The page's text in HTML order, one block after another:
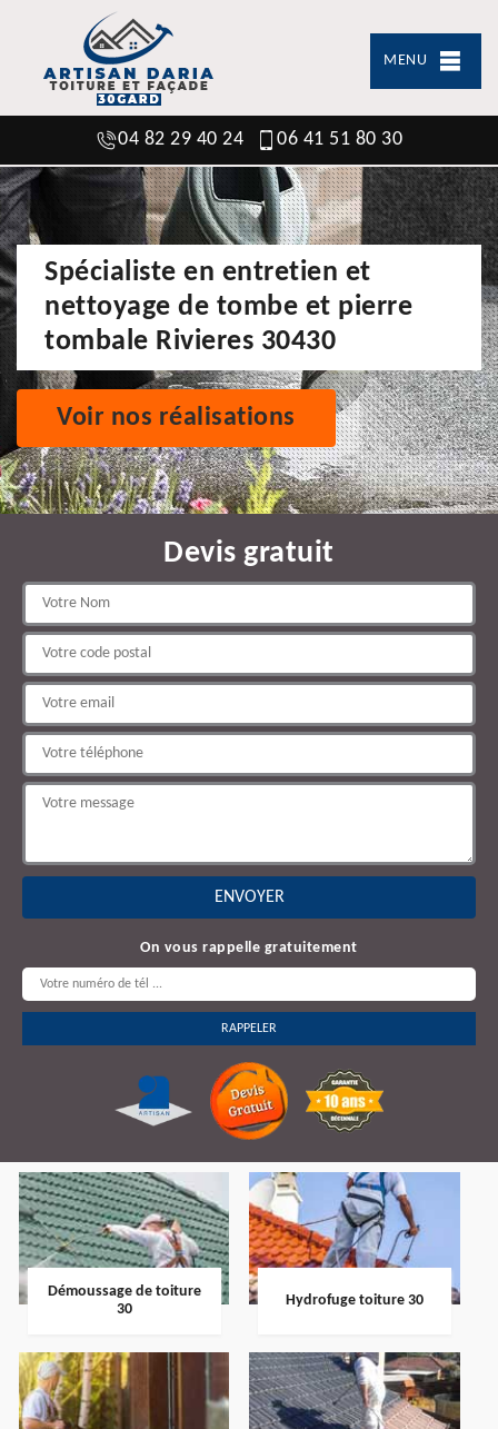
MENU
04 82 29 40 24 06 41 51 80 30
Spécialiste en entretien et
nettoyage de tombe et pierre
tombale Rivieres 30430
Voir nos réalisations
Devis gratuit
On vous rappelle gratuitement
Démoussage de toiture
30
Hydrofuge toiture 30